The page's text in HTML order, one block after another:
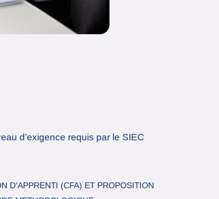
d’exigence requis par le SIEC
D’APPRENTI (CFA) ET PROPOSITION